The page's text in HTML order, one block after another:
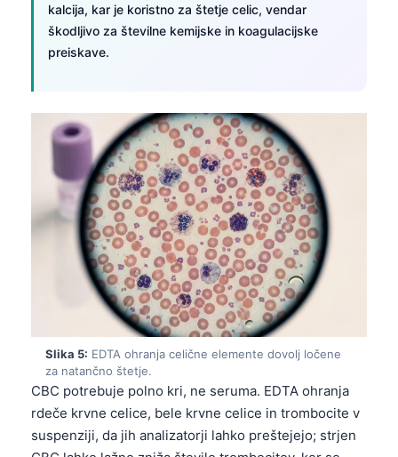
kalcija, kar je koristno za štetje celic, vendar
škodljivo za številne kemijske in koagulacijske
preiskave.
Slika 5: EDTA ohranja celične elemente dovolj ločene
za natančno štetje.
CBC potrebuje polno kri, ne seruma. EDTA ohranja
rdeče krvne celice, bele krvne celice in trombocite v
suspenziji, da jih analizatorji lahko preštejejo; strjen